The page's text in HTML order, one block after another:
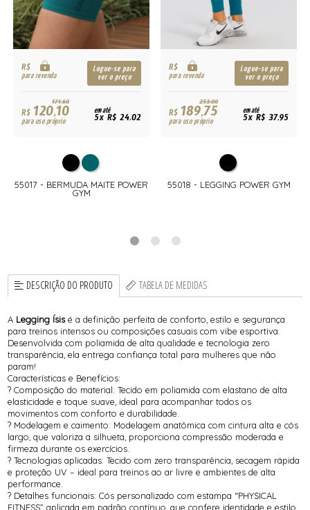
R$
para revenda
Logue-se para
ver o preço
171,60
R$120,10
para uso próprio
em até
5x R$ 24,02
55017 - BERMUDA MAITE POWER
GYM
R$
para revenda
Logue-se para
ver o preço
253,00
R$189,75
para uso próprio
em até
5x R$ 37,95
55018 - LEGGING POWER GYM
DESCRIÇÃO DO PRODUTO TABELA DE MEDIDAS
A Legging Ísisé a definição perfeita de conforto, estilo e segurança
para treinos intensos ou composições casuais com vibe esportiva.
Desenvolvida com poliamida de alta qualidade e tecnologia zero
transparência, ela entrega confiança total para mulheres que não
param!
Características e Benefícios:
? Composição do material: Tecido em poliamida com elastano de alta
elasticidade e toque suave, ideal para acompanhar todos os
movimentos com conforto e durabilidade.
? Modelagem e caimento: Modelagem anatômica com cintura alta e cós
largo, que valoriza a silhueta, proporciona compressão moderada e
firmeza durante os exercícios.
? Tecnologias aplicadas: Tecido com zero transparência, secagem rápida
e proteção UV – ideal para treinos ao ar livre e ambientes de alta
performance.
? Detalhes funcionais: Cós personalizado com estampa “PHYSICAL
FITNESS” aplicada em padrão contínuo, que confere identidade e estilo